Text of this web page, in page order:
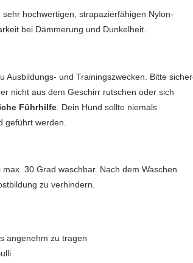
hochwertigen, strapazierfähigen Nylon-
bei Dämmerung und Dunkelheit.
Ausbildungs- und Trainingszwecken. Bitte
nicht aus dem Geschirr rutschen oder sich
Führhilfe. Dein Hund sollte niemals
geführt werden.
30 Grad waschbar. Nach dem Waschen
zu verhindern.
angenehm zu tragen